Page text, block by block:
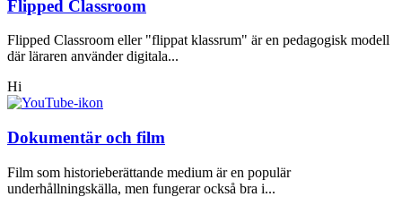
Flipped Classroom
Flipped Classroom eller "flippat klassrum" är en pedagogisk modell
där läraren använder digitala...
Hi
Dokumentär och film
Film som historieberättande medium är en populär
underhållningskälla, men fungerar också bra i...